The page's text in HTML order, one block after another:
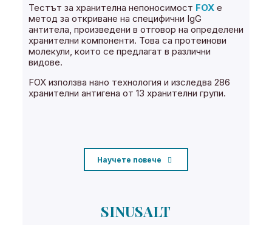
Тестът за хранителна непоносимост FOXе
метод за откриване на специфични IgG
антитела, произведени в отговор на определени
хранителни компоненти. Това са протеинови
молекули, които се предлагат в различни
видове.
FOX използва нано технология и изследва 286
хранителни антигена от 13 хранителни групи.
Научете повече
SINUSALT